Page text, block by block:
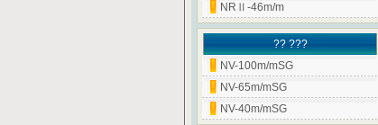
NRⅡ-46m/m
?? ???
NV-100m/mSG
NV-65m/mSG
NV-40m/mSG